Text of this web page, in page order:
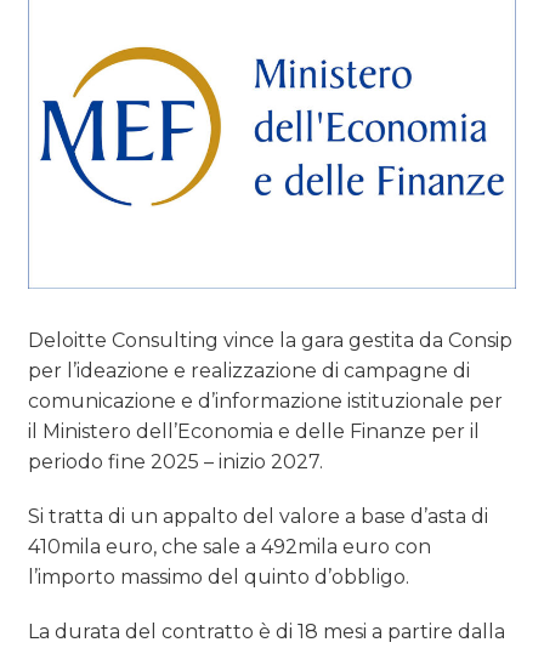
Deloitte Consulting vince la gara gestita da Consip
per l’ideazione e realizzazione di campagne di
comunicazione e d’informazione istituzionale per
il Ministero dell’Economia e delle Finanze per il
periodo fine 2025 – inizio 2027.
Si tratta di un appalto del valore a base d’asta di
410mila euro, che sale a 492mila euro con
l’importo massimo del quinto d’obbligo.
La durata del contratto è di 18 mesi a partire dalla